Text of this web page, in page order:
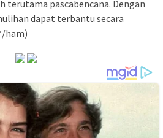
terutama pascabencana. Dengan
dapat terbantu secara
ham)